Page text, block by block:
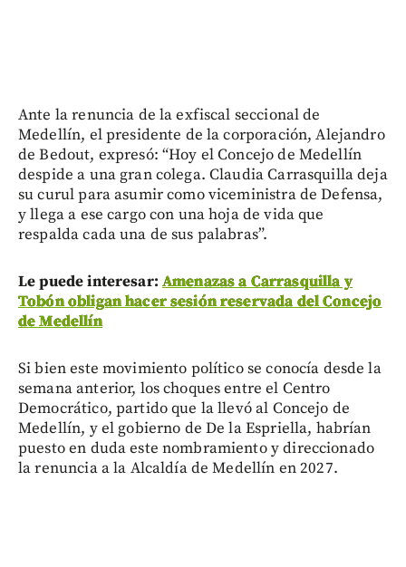
Ante la renuncia de la exfiscal seccional de
Medellín, el presidente de la corporación, Alejandro
de Bedout, expresó: “Hoy el Concejo de Medellín
despide a una gran colega. Claudia Carrasquilla deja
su curul para asumir como viceministra de Defensa,
y llega a ese cargo con una hoja de vida que
respalda cada una de sus palabras”.
Le puede interesar: Amenazas a Carrasquilla y
Tobón obligan hacer sesión reservada del Concejo
de Medellín
Si bien este movimiento político se conocía desde la
semana anterior, los choques entre el Centro
Democrático, partido que la llevó al Concejo de
Medellín, y el gobierno de De la Espriella, habrían
puesto en duda este nombramiento y direccionado
la renuncia a la Alcaldía de Medellín en 2027.